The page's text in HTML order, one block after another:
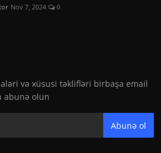
Nov 7, 2024 0
və xüsusi təklifləri birbaşa email
abunə olun
Abunə ol